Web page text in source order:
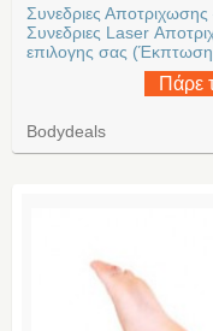
Συνεδριες
Συνεδριες Laser
επιλογης σας (Έκπτωση
Πάρε
Bodydeals